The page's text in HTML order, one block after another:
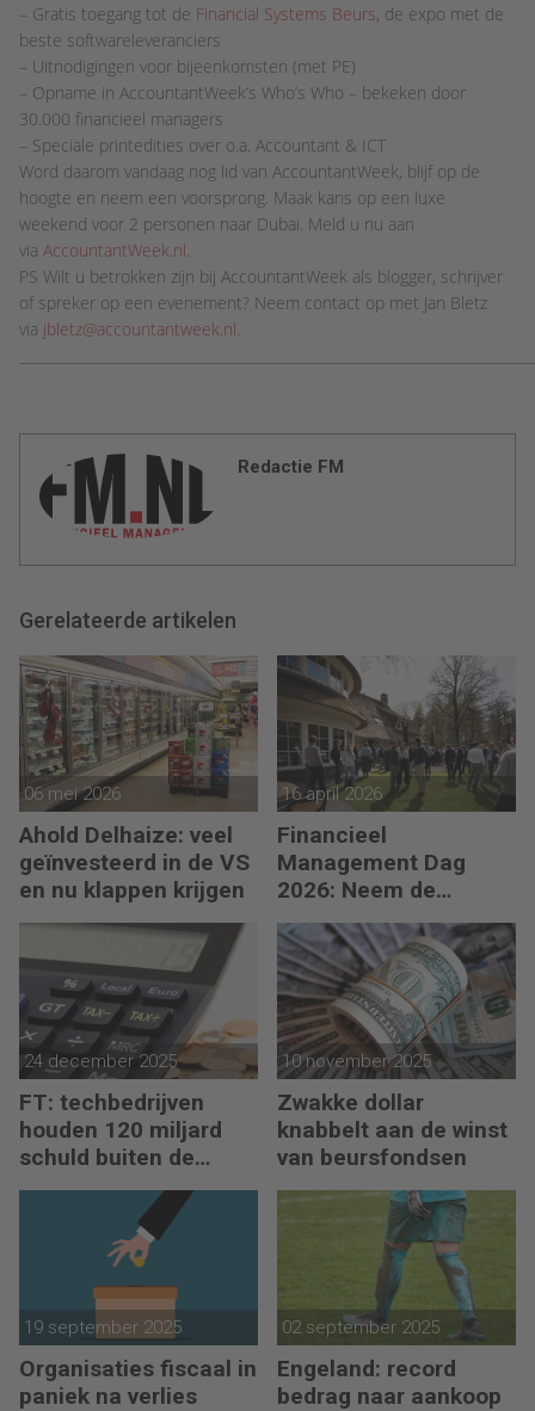
– Gratis toegang tot de Financial Systems Beurs, de expo met de
beste softwareleveranciers
– Uitnodigingen voor bijeenkomsten (met PE)
– Opname in AccountantWeek’s Who’s Who – bekeken door
30.000 financieel managers
– Speciale printedities over o.a. Accountant & ICT
Word daarom vandaag nog lid van AccountantWeek, blijf op de
hoogte en neem een voorsprong. Maak kans op een luxe
weekend voor 2 personen naar Dubai. Meld u nu aan
via AccountantWeek.nl
PS Wilt u betrokken zijn bij AccountantWeek als blogger, schrijver
of spreker op een evenement? Neem contact op met Jan Bletz
via jbletz@accountantweek.nl
Redactie FM
Gerelateerde artikelen
06 mei 2026
Ahold Delhaize: veel
geïnvesteerd in de VS
en nu klappen krijgen
16 april 2026
Financieel
Management Dag
2026: Neem de
toekomst in eigen
hand
24 december 2025
FT: techbedrijven
houden 120 miljard
schuld buiten de
balans
10 november 2025
Zwakke dollar
knabbelt aan de winst
van beursfondsen
19 september 2025
Organisaties fiscaal in
paniek na verlies
02 september 2025
Engeland: record
bedrag naar aankoop